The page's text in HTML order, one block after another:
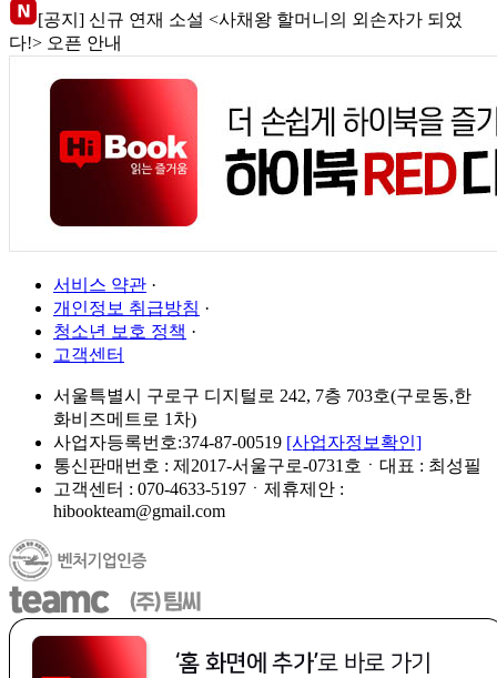
[공지] 신규 연재 소설 <사채왕 할머니의 외손자가 되었
다!> 오픈 안내
서비스 약관 ·
개인정보 취급방침 ·
청소년 보호 정책 ·
고객센터
서울특별시 구로구 디지털로 242, 7층 703호(구로동,한
화비즈메트로 1차)
사업자등록번호:374-87-00519 [사업자정보확인]
통신판매번호 : 제2017-서울구로-0731호ㆍ대표 : 최성필
고객센터 : 070-4633-5197ㆍ제휴제안 :
hibookteam@gmail.com